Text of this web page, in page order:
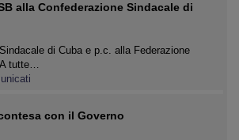
alla Confederazione Sindacale di
di Cuba e p.c. alla Federazione
A tutte…
con il Governo